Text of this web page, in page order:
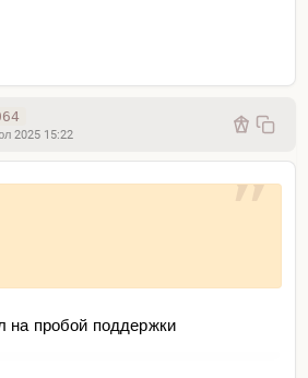
2025 15:22
на пробой поддержки